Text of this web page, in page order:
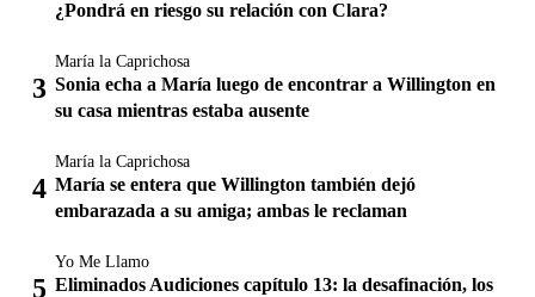
¿Pondrá en riesgo su relación con Clara?
María la Caprichosa
Sonia echa a María luego de encontrar a Willington en
su casa mientras estaba ausente
María la Caprichosa
María se entera que Willington también dejó
embarazada a su amiga; ambas le reclaman
Yo Me Llamo
Eliminados Audiciones capítulo 13: la desafinación, los